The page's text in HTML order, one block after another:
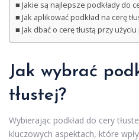
Jakie są najlepsze podkłady do
Jak aplikować podkład na cerę
Jak dbać o cerę tłustą przy użyciu
Jak wybrać
tłustej?
Wybierając podkład do cery
kluczowych aspektach, które